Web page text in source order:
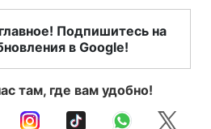
Подпишитесь на
в Google!
там, где вам удобно!